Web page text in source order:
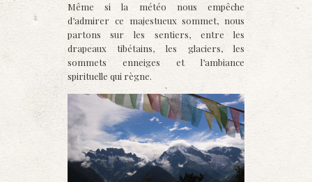
Même si la météo nous empêche
d’admirer ce majestueux sommet, nous
partons sur les sentiers, entre les
drapeaux tibétains, les glaciers, les
sommets enneiges et l’ambiance
spirituelle qui règne.